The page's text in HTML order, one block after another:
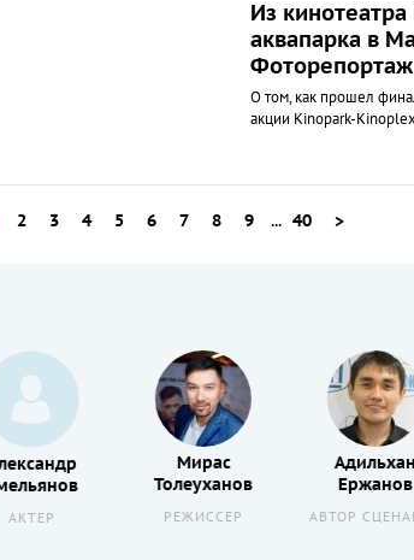
Из кинотеатра
аквапарка в
Фоторепортаж
О том, как прошел
акции Kinopark-
2 3 4 5 6 7 8 9 ... 40 >
АКТЕР
Мирас
Толеуханов
РЕЖИССЕР
Адильхан
Ержанов
АВТОР